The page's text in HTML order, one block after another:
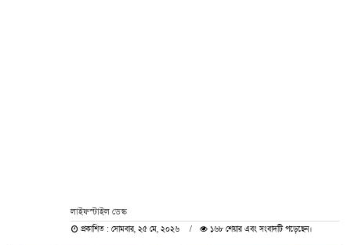
লাইফস্টাইল ডেস্ক
প্রকাশিত : সোমবার, ২৫ মে, ২০২৬ ১৬৮ শেয়ার এবং সংবাদটি পড়েছেন।